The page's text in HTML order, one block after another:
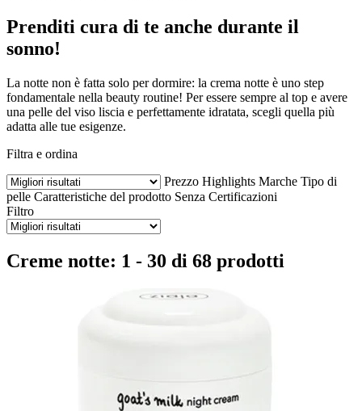
Prenditi cura di te anche durante il
sonno!
La notte non è fatta solo per dormire: la crema notte è uno step
fondamentale nella beauty routine! Per essere sempre al top e avere
una pelle del viso liscia e perfettamente idratata, scegli quella più
adatta alle tue esigenze.
Filtra e ordina
Prezzo Highlights Marche Tipo di
pelle Caratteristiche del prodotto Senza Certificazioni
Filtro
Creme notte: 1 - 30 di 68 prodotti